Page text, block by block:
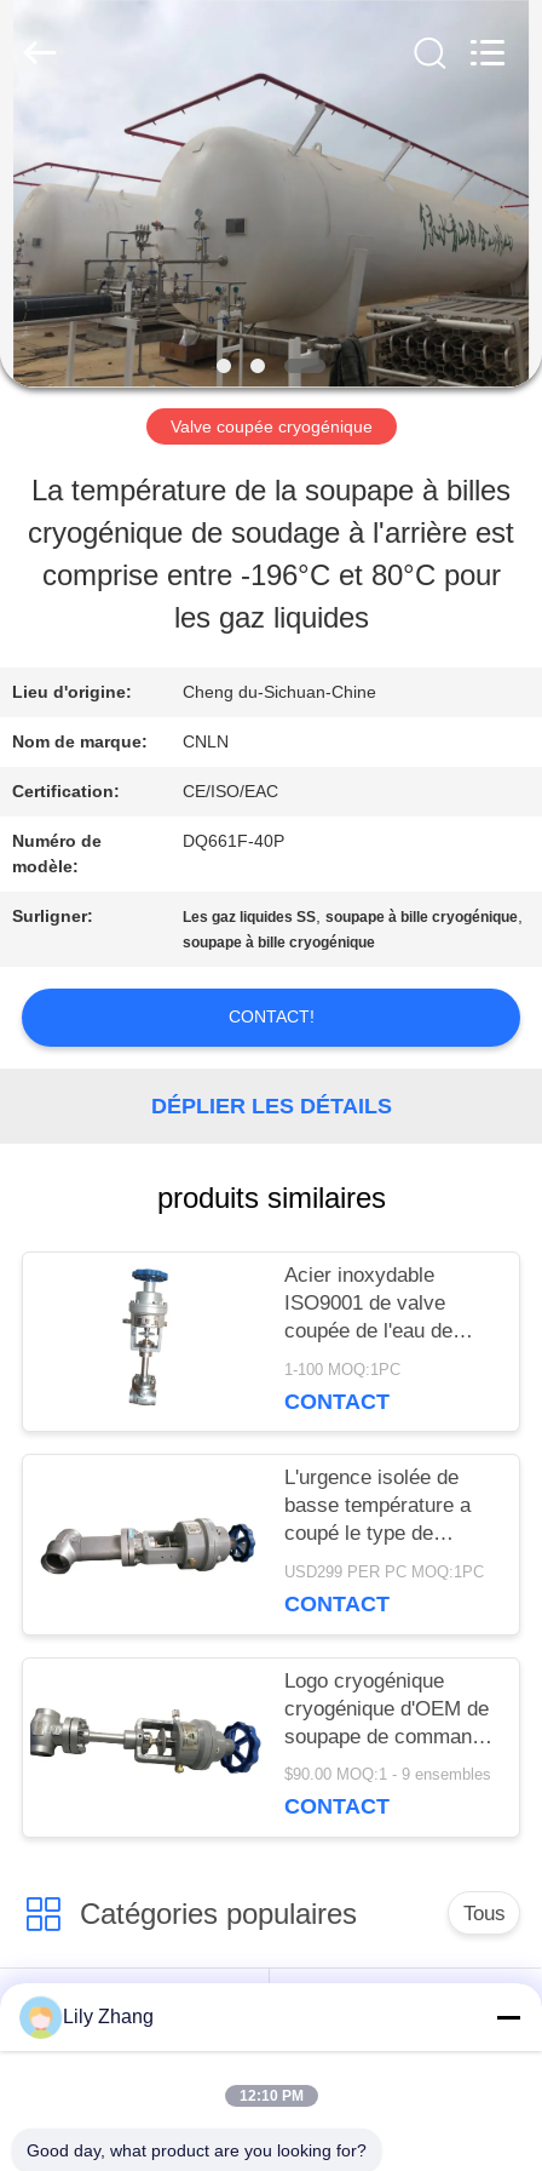
MAISON
PRODUITS
VIDÉOS
AU
DE
NOUS
D'USINE
CONTRÔLE
DE
NOUS
NOUVELLES
DEMANDEZ
UNE
CITATION
DU
DE
CONFIDENTIALITÉ
Valve coupée cryogénique
La température de la soupape à billes
cryogénique de soudage à l'arrière est
comprise entre -196°C et 80°C pour
les gaz liquides
Lieu d'origine: Cheng du-Sichuan-Chine
Nom de marque: CNLN
Certification: CE/ISO/EAC
Numéro de
modèle:
DQ661F-40P
Surligner: Les gaz liquides SS,soupape à bille cryogénique,
soupape à bille cryogénique
CONTACT!
DÉPLIER LES DÉTAILS
produits similaires
Acier inoxydable
ISO9001 de valve
coupée de l'eau de
secours de basse
1-100 MOQ:1PC
CONTACT
L'urgence isolée de
basse température a
coupé le type de
soudure DN10 - 40mm
USD299 PER PC MOQ:1PC
CONTACT
Logo cryogénique
cryogénique d'OEM de
soupape de commande
de valve coupée de
inoxydable
$90.00 MOQ:1 - 9 ensembles
CONTACT
Catégories populaires Tous
Vanne cryogénique
cryogéniques
cryogénique
cryogénique
Lily Zhang
12:10 PM
Good day, what product are you looking for?